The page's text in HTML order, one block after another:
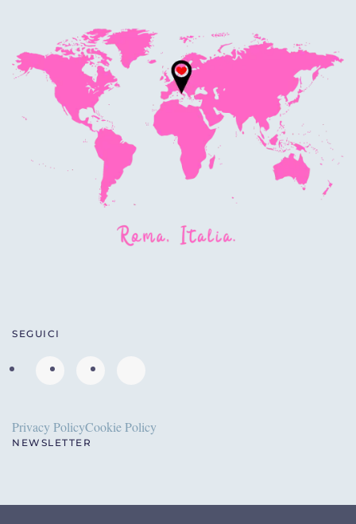
SEGUICI
Privacy PolicyCookie Policy
NEWSLETTER